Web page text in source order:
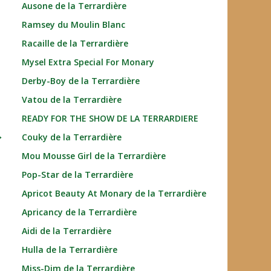
Ausone de la Terrardière
Ramsey du Moulin Blanc
Racaille de la Terrardière
Mysel Extra Special For Monary
Derby-Boy de la Terrardière
Vatou de la Terrardière
READY FOR THE SHOW DE LA TERRARDIERE
Couky de la Terrardière
Mou Mousse Girl de la Terrardière
Pop-Star de la Terrardière
Apricot Beauty At Monary de la Terrardière
Apricancy de la Terrardière
Aidi de la Terrardière
Hulla de la Terrardière
Miss-Dim de la Terrardière